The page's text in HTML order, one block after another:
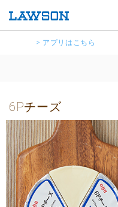
> アプリはこちら
6Pチーズ